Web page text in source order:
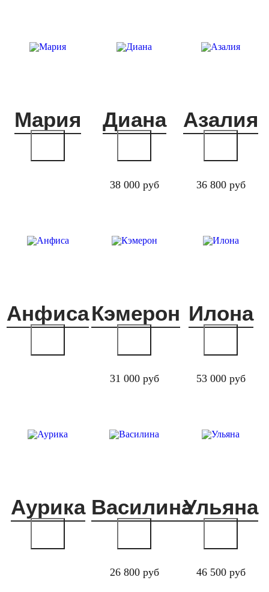
Мария
38 000 руб
Диана
36 800 руб
Азалия
Анфиса
31 000 руб
Кэмерон
53 000 руб
Илона
Аурика
26 800 руб
Василина
46 500 руб
Ульяна